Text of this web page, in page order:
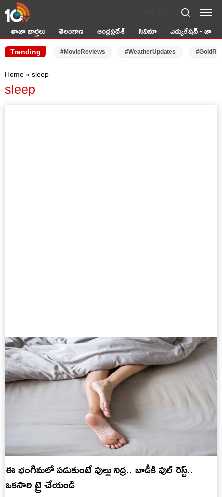
తాజా వార్తలు తెలంగాణ ఆంధ్రప్రదేశ్ సినిమా ఎడ్యుకేషన్ - జాబ్స్
Trending #MovieReviews #WeatherUpdates
Home » sleep
sleep
ఈ భంగిమలో పడుకుంటే ఫుల్లు నిద్ర.. బాడీకి ఫుల్ రెస్ట్..
ఒకసారి ట్రై చేయండి